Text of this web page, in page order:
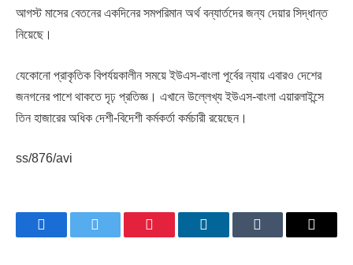
আগস্ট মাসের বেতনের একদিনের সমপরিমান অর্থ বন্যার্তদের জন্য দেয়ার সিদ্ধান্ত
নিয়েছে।
যেকোনো প্রাকৃতিক বিপর্যয়কালীন সময়ে ইউএস-বাংলা পূর্বের ন্যায় এবারও দেশের
জনগনের পাশে থাকতে দৃঢ় প্রতিজ্ঞ। এখানে উল্লেখ্য ইউএস-বাংলা এয়ারলাইন্সে
তিন হাজারের অধিক দেশী-বিদেশী কর্মকর্তা কর্মচারী রয়েছেন।
ss/876/avi
FacebookTwitter PinterestLinkedInTumblr Email